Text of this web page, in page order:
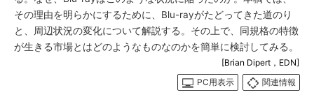
その理由を明らかにするために、Blu-rayがたどってきた道のり
と、周辺状況の変化について解説する。その上で、同規格の特徴
が生きる市場とはどのようなものなのかを簡単に検討してみる。
[Brian Dipert，EDN]
PC用表示
関連情報